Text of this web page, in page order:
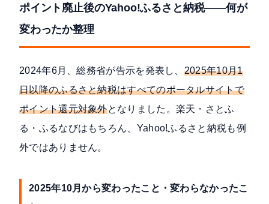
ポイント廃止後のYahoo!ふるさと納税——何が
変わったか整理
2024年6月、総務省が告示を発表し、 2025年10月1
日以降のふるさと納税はすべてのポータルサイトで
ポイント還元対象外となりました。楽天・さとふ
る・ふるなびはもちろん、Yahoo!ふるさと納税も例
外ではありません。
2025年10月から変わったこと・変わらなかったこ